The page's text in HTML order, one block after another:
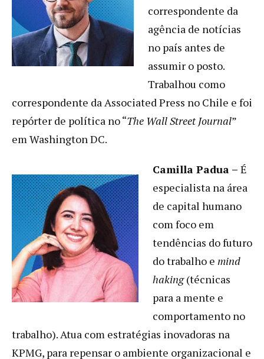
correspondente da
agência de notícias
no país antes de
assumir o posto.
Trabalhou como
correspondente da Associated Press no Chile e foi
repórter de política no “The Wall Street Journal”
em Washington DC.
Camilla Padua – É
especialista na área
de capital humano
com foco em
tendências do futuro
do trabalho e mind
haking(técnicas
para a mente e
comportamento no
trabalho). Atua com estratégias inovadoras na
KPMG, para repensar o ambiente organizacional e